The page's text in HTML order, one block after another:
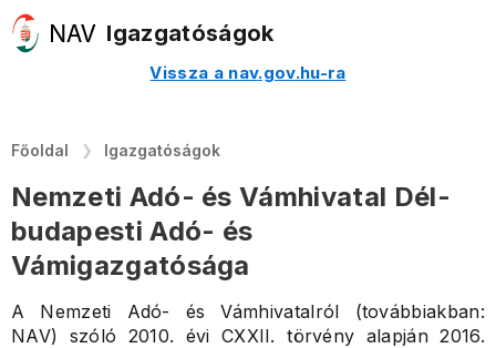
Igazgatóságok
Vissza a nav.gov.hu-ra
Főoldal Igazgatóságok
Nemzeti Adó- és Vámhivatal Dél-
budapesti Adó- és
Vámigazgatósága
A Nemzeti Adó- és Vámhivatalról (továbbiakban:
NAV) szóló 2010. évi CXXII. törvény alapján 2016.